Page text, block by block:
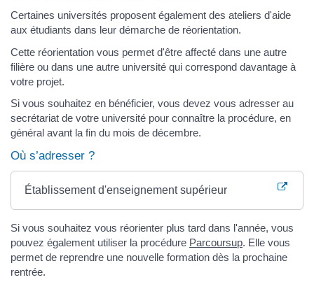
Certaines universités proposent également des ateliers d'aide
aux étudiants dans leur démarche de réorientation.
Cette réorientation vous permet d'être affecté dans une autre
filière ou dans une autre université qui correspond davantage à
votre projet.
Si vous souhaitez en bénéficier, vous devez vous adresser au
secrétariat de votre université pour connaître la procédure, en
général avant la fin du mois de décembre.
Où s’adresser ?
Établissement d'enseignement supérieur
Si vous souhaitez vous réorienter plus tard dans l'année, vous
pouvez également utiliser la procédure Parcoursup. Elle vous
permet de reprendre une nouvelle formation dès la prochaine
rentrée.